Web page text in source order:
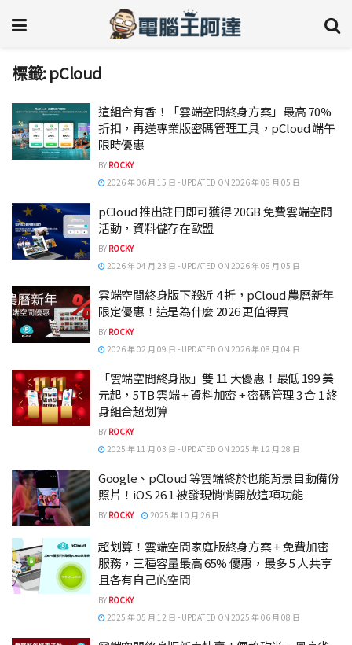
標籤:pCloud
這組合有香！「雲端空間終身方案」最高 70%
折扣，再送專業版密碼管理工具，pCloud 端午
限時優惠
BY ROCKY
2026 年 06 月 15 日 - UPDATED ON 2026 年 08 月 05 日
pCloud 推出註冊即可獲得 20GB 免費雲端空間
活動，資料儲存在歐盟
BY ROCKY
2026 年 04 月 23 日 - UPDATED ON 2026 年 08 月 05 日
雲端空間終身版下殺近 4 折，pCloud 農曆新年
限定優惠！這是為什麼 2026 更值得買
BY ROCKY
2026 年 02 月 09 日 - UPDATED ON 2026 年 08 月 04 日
「雲端空間終身版」雙 11 大優惠！最低 199 美
元起，5TB 雲端 + 資料加密 + 密碼管理 3 合 1 終
身組合超划算
BY ROCKY
2025 年 11 月 03 日 - UPDATED ON 2025 年 12 月 28 日
Google、pCloud 等雲端終於也能背景自動備份
照片！iOS 26.1 被發現悄悄開放這項功能
BY ROCKY 2025 年 10 月 26 日
超划算！雲端空間家庭版終身方案 + 免費加密
服務，三種容量最高 65% 優惠，最多 5 人共享
且各有自己的空間
BY ROCKY
2025 年 05 月 12 日 - UPDATED ON 2025 年 06 月 08 日